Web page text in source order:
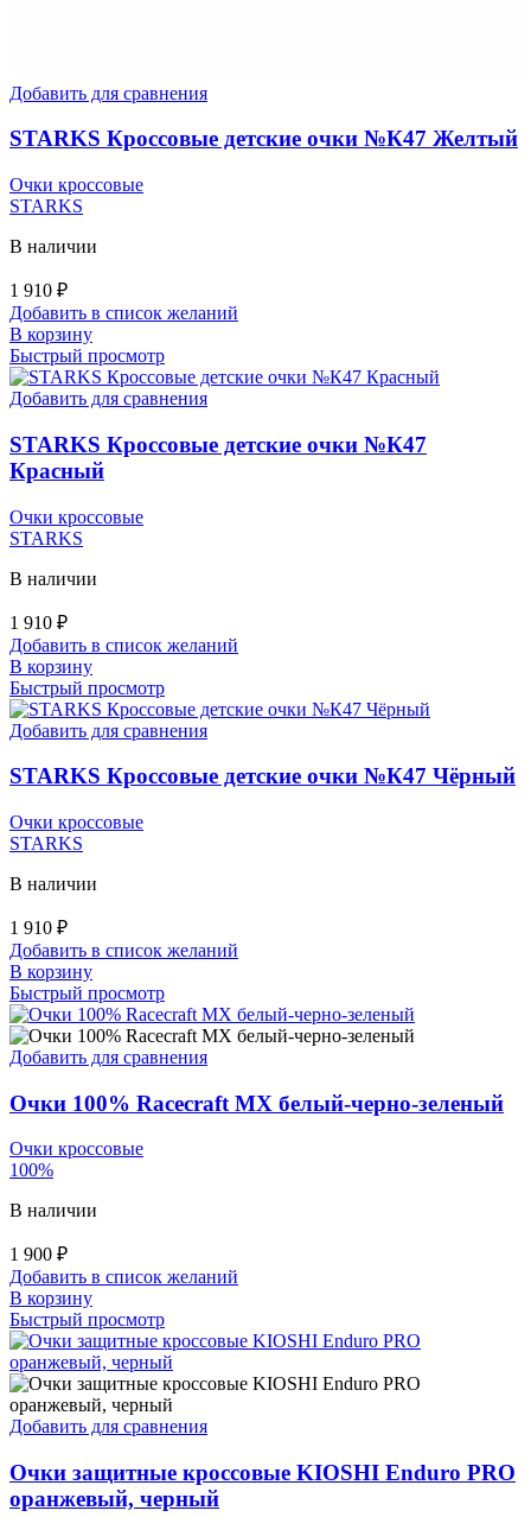
Добавить для сравнения
STARKS Кроссовые детские очки №К47 Желтый
Очки кроссовые
STARKS
В наличии
1 910 ₽
Добавить в список желаний
В корзину
Быстрый просмотр
Добавить для сравнения
STARKS Кроссовые детские очки №К47
Красный
Очки кроссовые
STARKS
В наличии
1 910 ₽
Добавить в список желаний
В корзину
Быстрый просмотр
Добавить для сравнения
STARKS Кроссовые детские очки №К47 Чёрный
Очки кроссовые
STARKS
В наличии
1 910 ₽
Добавить в список желаний
В корзину
Быстрый просмотр
Добавить для сравнения
Очки 100% Racecraft MX белый-черно-зеленый
Очки кроссовые
100%
В наличии
1 900 ₽
Добавить в список желаний
В корзину
Быстрый просмотр
Добавить для сравнения
Очки защитные кроссовые KIOSHI Enduro PRO
оранжевый, черный